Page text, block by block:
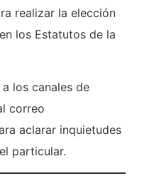
realizar la elección
los Estatutos de la
los canales de
correo
aclarar inquietudes
particular.